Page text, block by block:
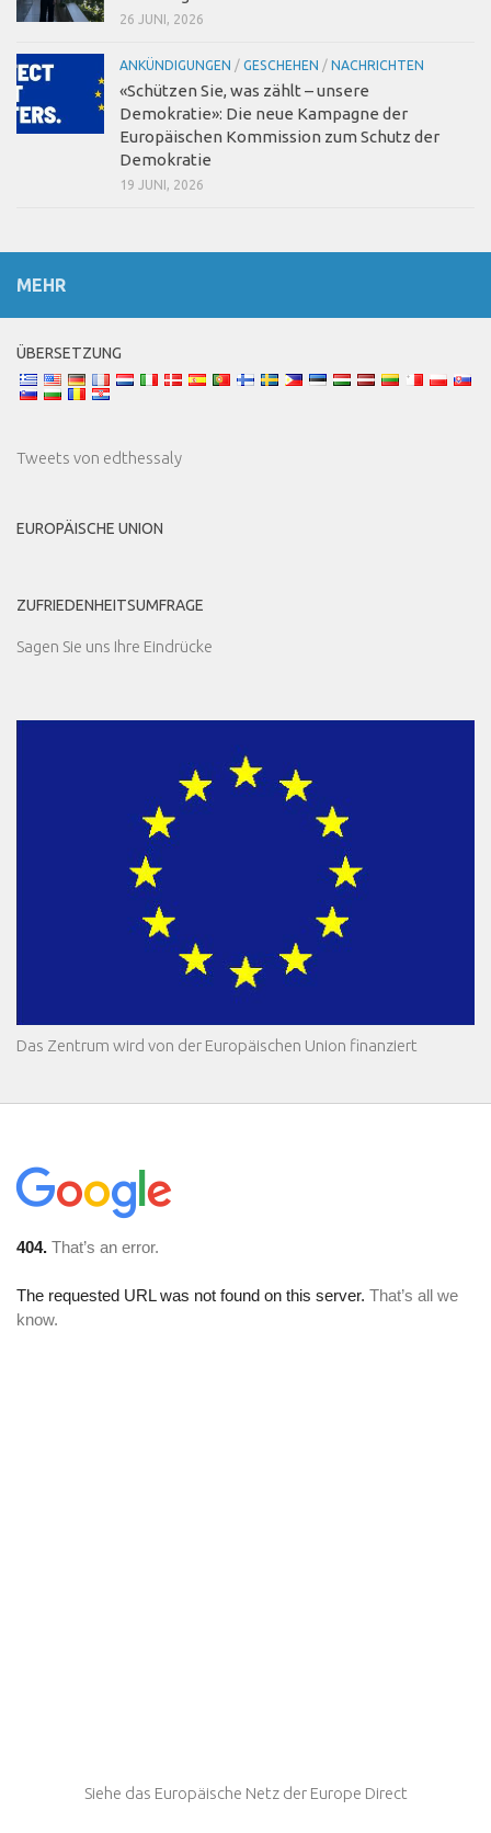
26 JUNI, 2026
ANKÜNDIGUNGEN / GESCHEHEN / NACHRICHTEN
«Schützen Sie, was zählt – unsere
Demokratie»: Die neue Kampagne der
Europäischen Kommission zum Schutz der
Demokratie
19 JUNI, 2026
MEHR
ÜBERSETZUNG
Tweets von edthessaly
EUROPÄISCHE UNION
ZUFRIEDENHEITSUMFRAGE
Sagen Sie uns Ihre Eindrücke
Das Zentrum wird von der Europäischen Union finanziert
Siehe das Europäische Netz der Europe Direct